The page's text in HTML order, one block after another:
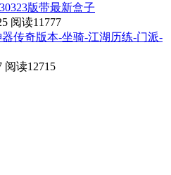
版带最新盒子
阅读11777
传奇版本-坐骑-江湖历练-门派-
阅读12715